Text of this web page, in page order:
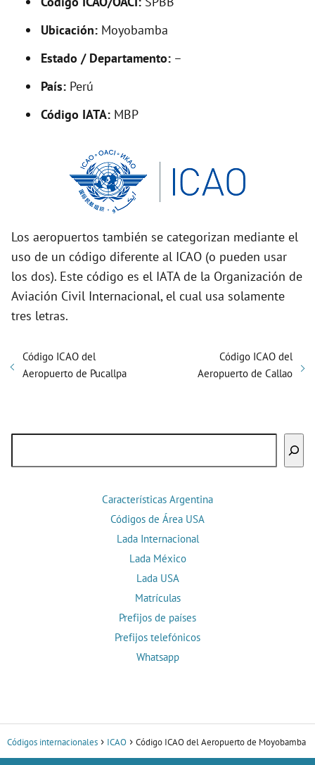
i
Ubicación: Moyobamba
Estado / Departamento: –
País: Perú
Código IATA: MBP
Los aeropuertos también se categorizan mediante el
uso de un código diferente al ICAO (o pueden usar
los dos). Este código es el IATA de la Organización de
Aviación Civil Internacional, el cual usa solamente
tres letras.
Código ICAO del
Aeropuerto de Pucallpa
Código ICAO del
Aeropuerto de Callao
Características Argentina
Códigos de Área USA
Lada Internacional
Lada México
Lada USA
Matrículas
Prefijos de países
Prefijos telefónicos
Whatsapp
Códigos internacionales ICAO Código ICAO del Aeropuerto de Moyobamba